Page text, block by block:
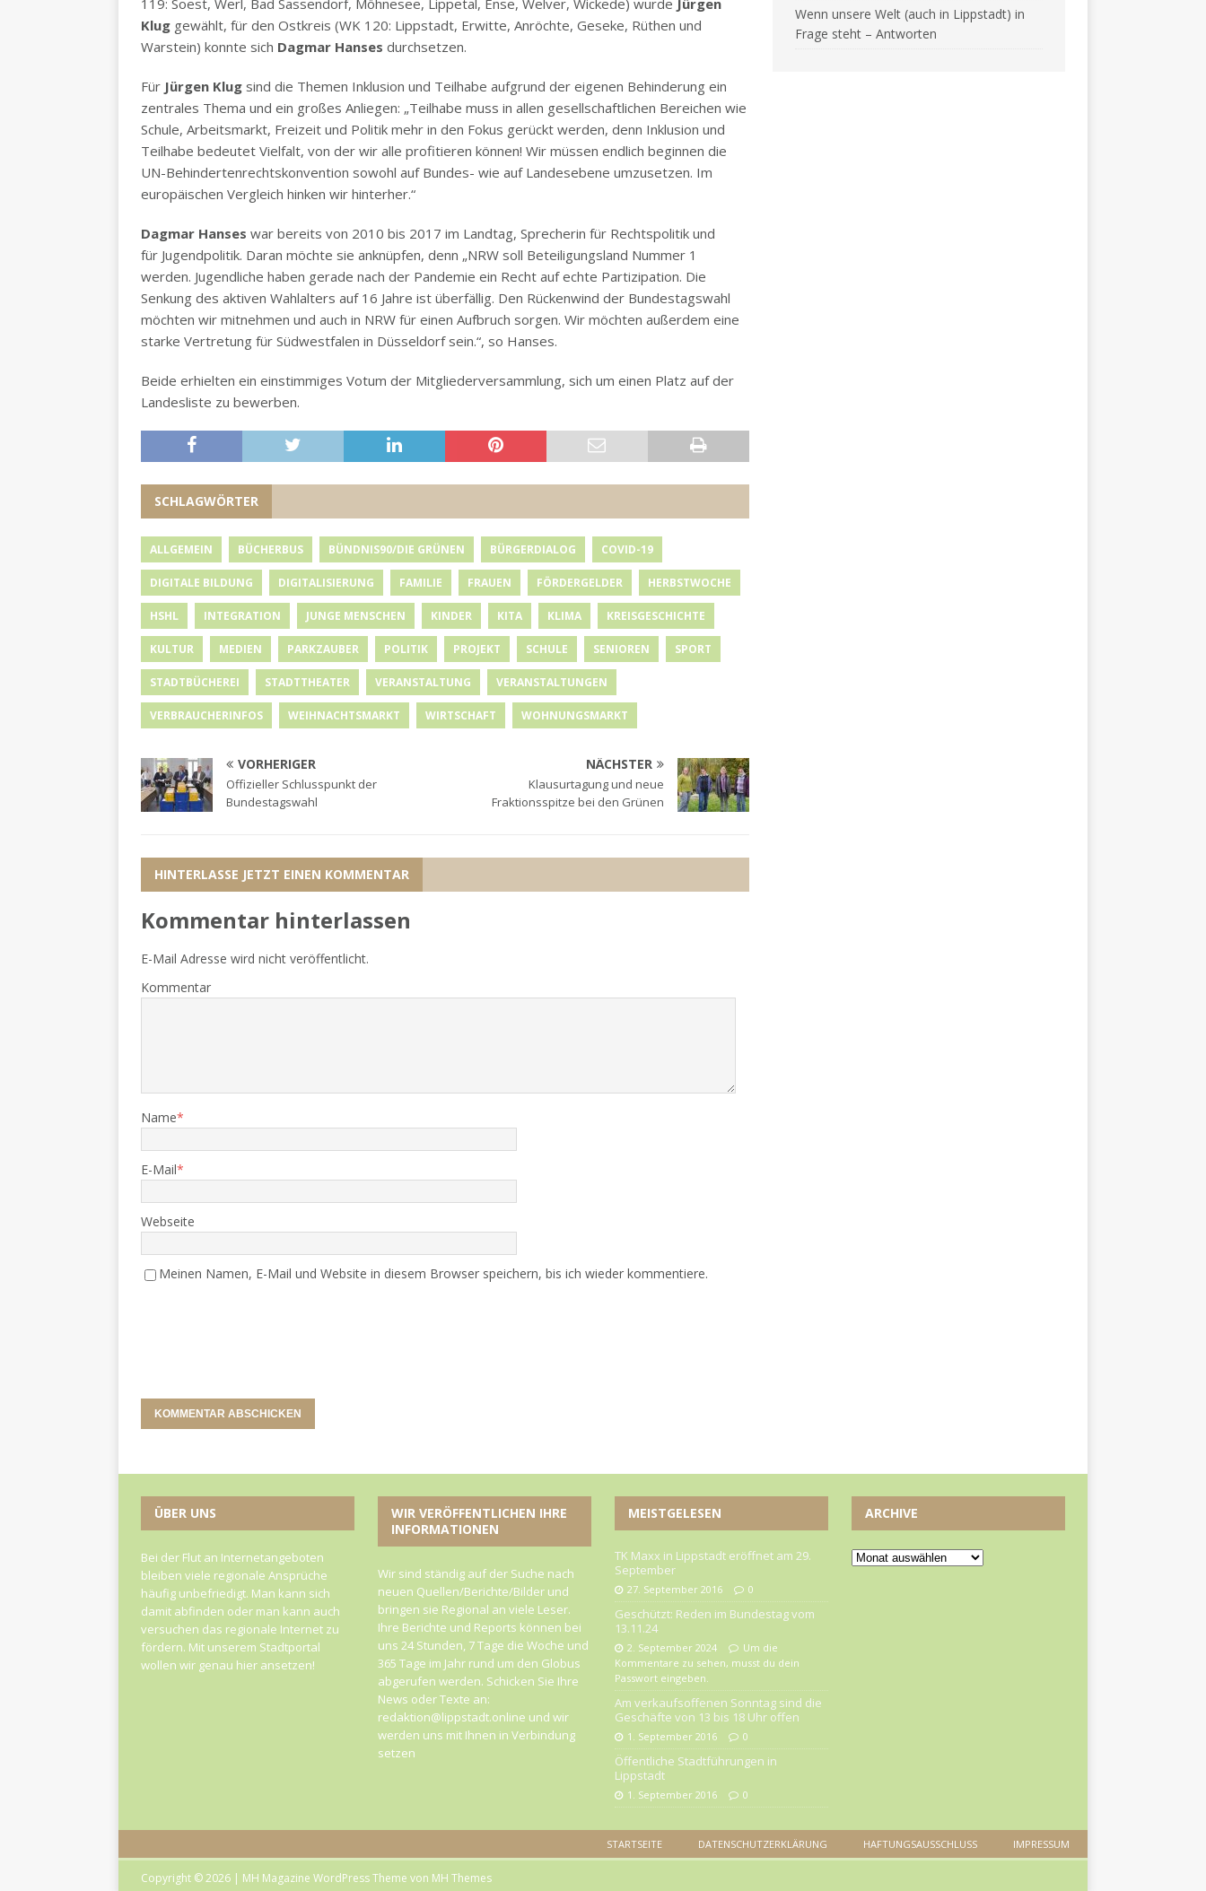
119: Soest, Werl, Bad Sassendorf, Möhnesee, Lippetal, Ense, Welver, Wickede) wurde Jürgen
Klug gewählt, für den Ostkreis (WK 120: Lippstadt, Erwitte, Anröchte, Geseke, Rüthen und
Warstein) konnte sich Dagmar Hanses durchsetzen.
Für Jürgen Klug sind die Themen Inklusion und Teilhabe aufgrund der eigenen Behinderung ein
zentrales Thema und ein großes Anliegen: „Teilhabe muss in allen gesellschaftlichen Bereichen wie
Schule, Arbeitsmarkt, Freizeit und Politik mehr in den Fokus gerückt werden, denn Inklusion und
Teilhabe bedeutet Vielfalt, von der wir alle profitieren können! Wir müssen endlich beginnen die
UN-Behindertenrechtskonvention sowohl auf Bundes- wie auf Landesebene umzusetzen. Im
europäischen Vergleich hinken wir hinterher.“
Dagmar Hanses war bereits von 2010 bis 2017 im Landtag, Sprecherin für Rechtspolitik und
für Jugendpolitik. Daran möchte sie anknüpfen, denn „NRW soll Beteiligungsland Nummer 1
werden. Jugendliche haben gerade nach der Pandemie ein Recht auf echte Partizipation. Die
Senkung des aktiven Wahlalters auf 16 Jahre ist überfällig. Den Rückenwind der Bundestagswahl
möchten wir mitnehmen und auch in NRW für einen Aufbruch sorgen. Wir möchten außerdem eine
starke Vertretung für Südwestfalen in Düsseldorf sein.“, so Hanses.
Beide erhielten ein einstimmiges Votum der Mitgliederversammlung, sich um einen Platz auf der
Landesliste zu bewerben.
SCHLAGWÖRTER
ALLGEMEIN BÜCHERBUS BÜNDNIS90/DIE GRÜNEN BÜRGERDIALOG COVID-19
DIGITALE BILDUNG DIGITALISIERUNG FAMILIE FRAUEN FÖRDERGELDER HERBSTWOCHE
HSHL INTEGRATION JUNGE MENSCHEN KINDER KITA KLIMA KREISGESCHICHTE
KULTUR MEDIEN PARKZAUBER POLITIK PROJEKT SCHULE SENIOREN SPORT
STADTBÜCHEREI STADTTHEATER VERANSTALTUNG VERANSTALTUNGEN
VERBRAUCHERINFOS WEIHNACHTSMARKT WIRTSCHAFT WOHNUNGSMARKT
VORHERIGER
Offizieller Schlusspunkt der
Bundestagswahl
NÄCHSTER
Klausurtagung und neue
Fraktionsspitze bei den Grünen
HINTERLASSE JETZT EINEN KOMMENTAR
Kommentar hinterlassen
E-Mail Adresse wird nicht veröffentlicht.
Kommentar
Name*
E-Mail*
Webseite
Meinen Namen, E-Mail und Website in diesem Browser speichern, bis ich wieder kommentiere.
Wenn unsere Welt (auch in Lippstadt) in
Frage steht – Antworten
ÜBER UNS
Bei der Flut an Internetangeboten
bleiben viele regionale Ansprüche
häufig unbefriedigt. Man kann sich
damit abfinden oder man kann auch
versuchen das regionale Internet zu
fördern. Mit unserem Stadtportal
wollen wir genau hier ansetzen!
WIR VERÖFFENTLICHEN IHRE
INFORMATIONEN
Wir sind ständig auf der Suche nach
neuen Quellen/Berichte/Bilder und
bringen sie Regional an viele Leser.
Ihre Berichte und Reports können bei
uns 24 Stunden, 7 Tage die Woche und
365 Tage im Jahr rund um den Globus
abgerufen werden. Schicken Sie Ihre
News oder Texte an:
redaktion@lippstadt.online und wir
werden uns mit Ihnen in Verbindung
setzen
MEISTGELESEN
TK Maxx in Lippstadt eröffnet am 29.
September
27. September 2016 0
Geschützt: Reden im Bundestag vom
13.11.24
2. September 2024
Um die
Kommentare zu sehen, musst du dein
Passwort eingeben.
Am verkaufsoffenen Sonntag sind die
Geschäfte von 13 bis 18 Uhr offen
1. September 2016 0
Öffentliche Stadtführungen in
Lippstadt
1. September 2016 0
ARCHIVE
STARTSEITE DATENSCHUTZERKLÄRUNG HAFTUNGSAUSSCHLUSS IMPRESSUM
Copyright © 2026 | MH Magazine WordPress Theme von MH Themes